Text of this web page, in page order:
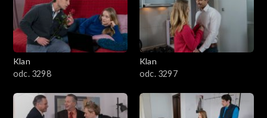
4201–4300
4101–4200
3901–4000
Klan
odc. 3298
Klan
odc. 3297